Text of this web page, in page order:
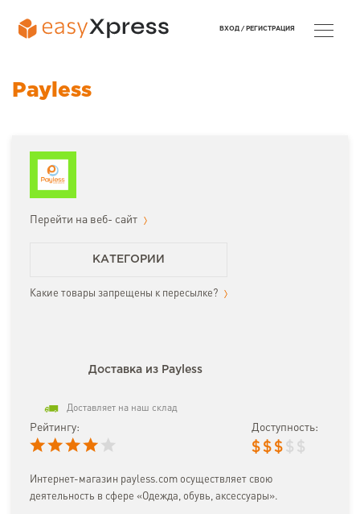
Payless
Перейти на веб- сайт
КАТЕГОРИИ
Какие товары запрещены к пересылке?
Доставка из Payless
Доставляет на наш склад
Рейтингу: Доступность:
$ $ $ $ $
Интернет-магазин payless.com осуществляет свою
деятельность в сфере «Одежда, обувь, аксессуары».
ВХОД / РЕГИСТРАЦИЯ